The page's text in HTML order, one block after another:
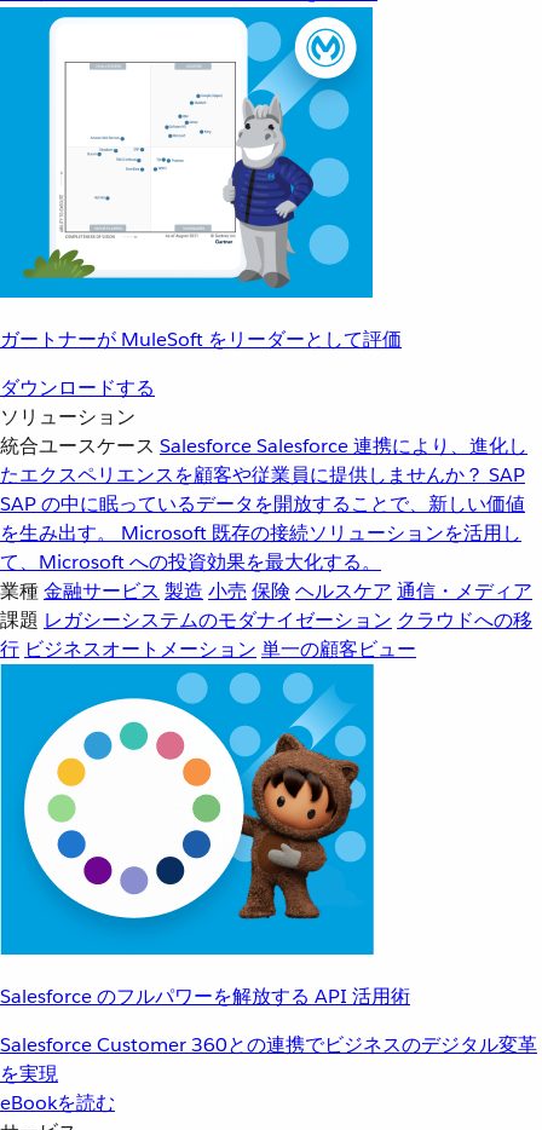
ガートナーが MuleSoft をリーダーとして評価
ダウンロードする
ソリューション
統合ユースケース SalesforceSalesforce 連携により、進化し
たエクスペリエンスを顧客や従業員に提供しませんか？ SAP
SAP の中に眠っているデータを開放することで、新しい価値
を生み出す。
Microsoft 既存の接続ソリューションを活用し
て、Microsoft への投資効果を最大化する。
業種金融サービス 製造 小売 保険 ヘルスケア 通信・メディア
課題 レガシーシステムのモダナイゼーション クラウドへの移
行 ビジネスオートメーション 単一の顧客ビュー
Salesforce のフルパワーを解放する API 活用術
Salesforce Customer 360との連携でビジネスのデジタル変革
を実現
eBookを読む